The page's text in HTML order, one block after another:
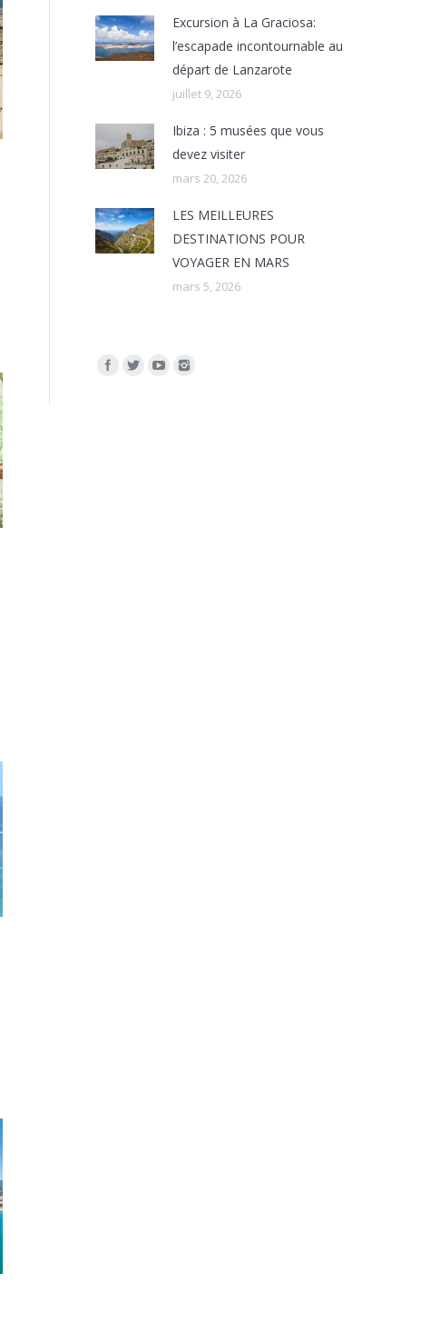
Excursion à La Graciosa:
l’escapade incontournable au
départ de Lanzarote
juillet 9, 2026
Ibiza : 5 musées que vous
devez visiter
mars 20, 2026
LES MEILLEURES
DESTINATIONS POUR
VOYAGER EN MARS
mars 5, 2026
Trouvez nous sur :